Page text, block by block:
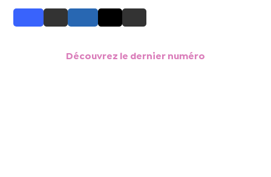
Découvrez le dernier numéro